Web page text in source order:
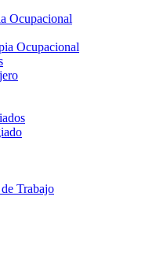
Ocupacional
Ocupacional
Trabajo